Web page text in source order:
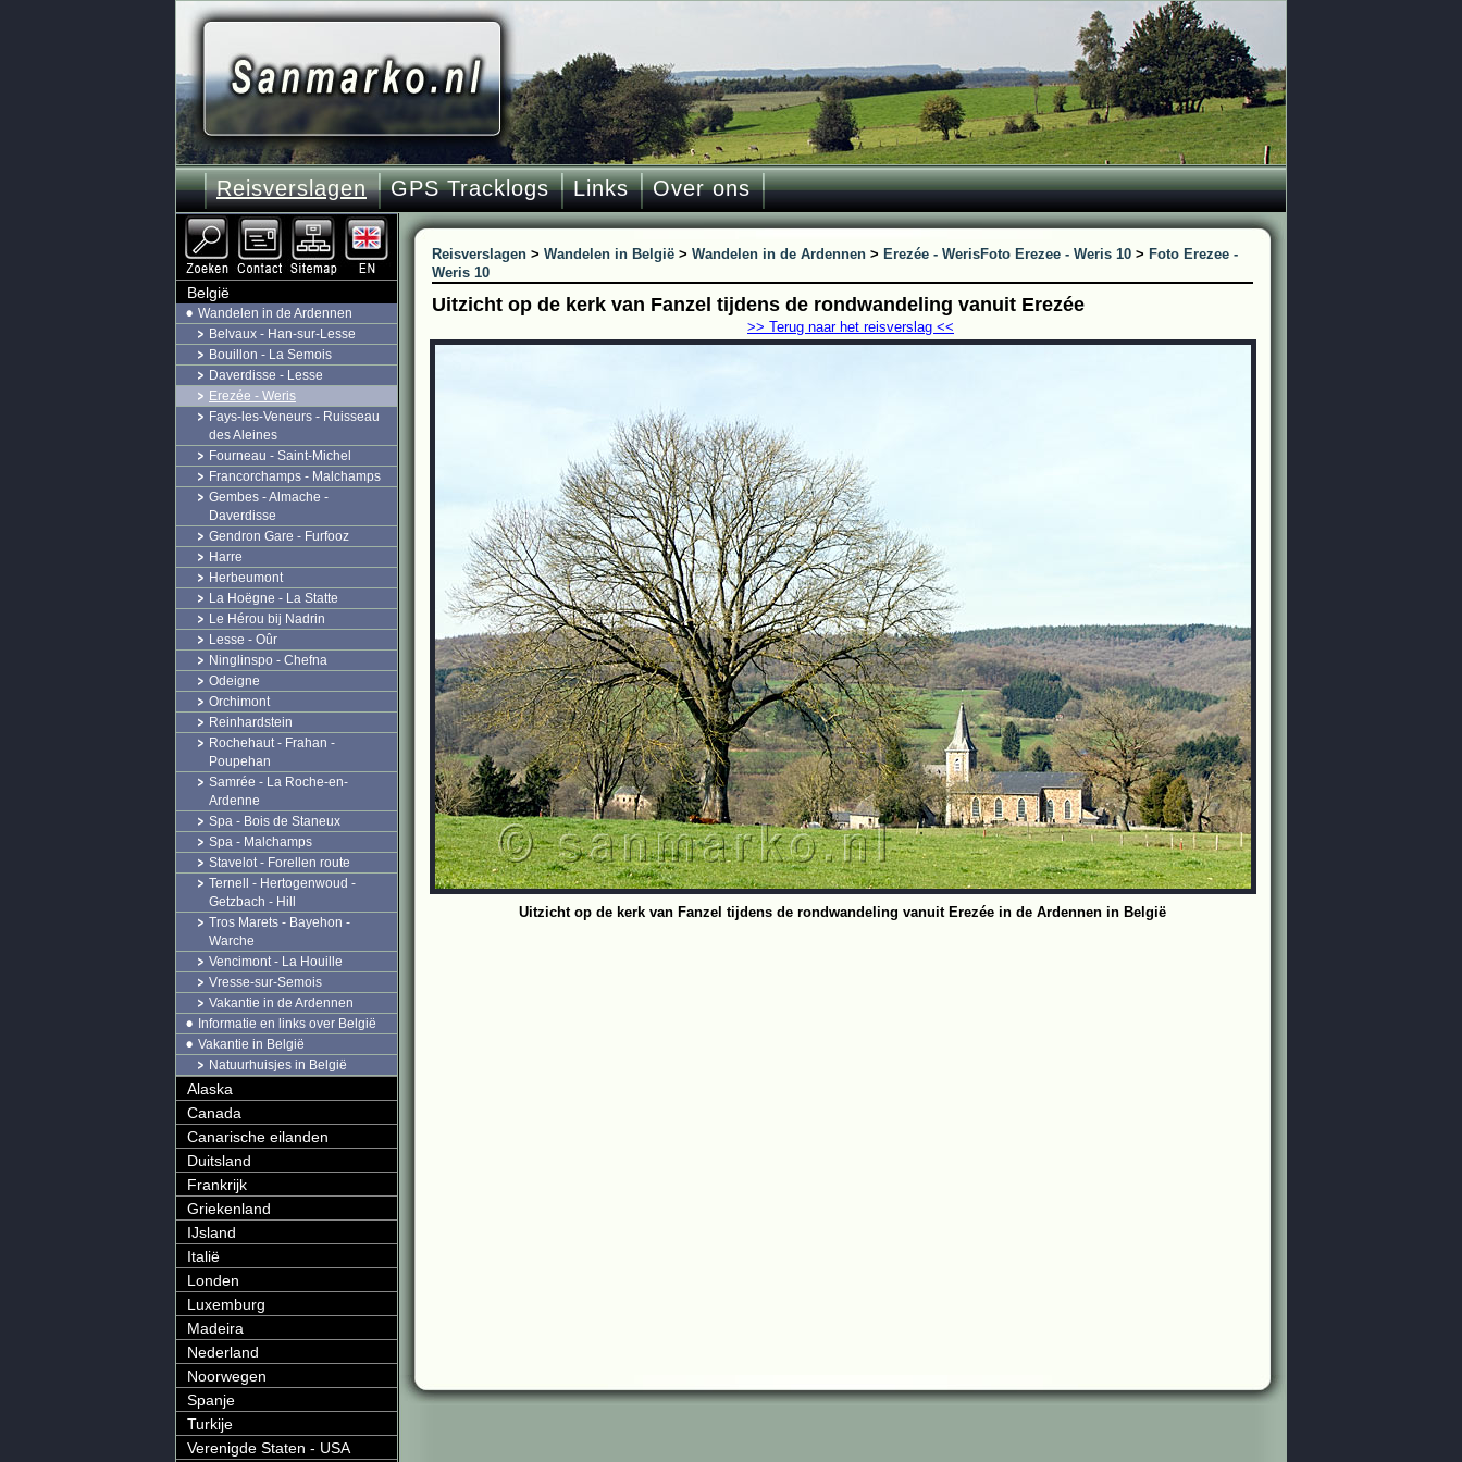
Reisverslagen GPS Tracklogs Links Over ons
Reisverslagen > Wandelen in België > Wandelen in de Ardennen > Erezée - WerisFoto Erezee - Weris 10 > Foto Erezee -
Weris 10
Uitzicht op de kerk van Fanzel tijdens de rondwandeling vanuit Erezée
>> Terug naar het reisverslag <<
Uitzicht op de kerk van Fanzel tijdens de rondwandeling vanuit Erezée in de Ardennen in België
België
Wandelen in de Ardennen
Belvaux - Han-sur-Lesse
Bouillon - La Semois
Daverdisse - Lesse
Erezée - Weris
Fays-les-Veneurs - Ruisseau
des Aleines
Fourneau - Saint-Michel
Francorchamps - Malchamps
Gembes - Almache -
Daverdisse
Gendron Gare - Furfooz
Harre
Herbeumont
La Hoëgne - La Statte
Le Hérou bij Nadrin
Lesse - Oûr
Ninglinspo - Chefna
Odeigne
Orchimont
Reinhardstein
Rochehaut - Frahan -
Poupehan
Samrée - La Roche-en-
Ardenne
Spa - Bois de Staneux
Spa - Malchamps
Stavelot - Forellen route
Ternell - Hertogenwoud -
Getzbach - Hill
Tros Marets - Bayehon -
Warche
Vencimont - La Houille
Vresse-sur-Semois
Vakantie in de Ardennen
Informatie en links over België
Vakantie in België
Natuurhuisjes in België
Alaska
Canada
Canarische eilanden
Duitsland
Frankrijk
Griekenland
IJsland
Italië
Londen
Luxemburg
Madeira
Nederland
Noorwegen
Spanje
Turkije
Verenigde Staten - USA